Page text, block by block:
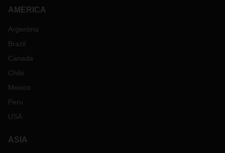
AMERICA
Argentina
Brazil
Canada
Chile
Mexico
Peru
USA
ASIA